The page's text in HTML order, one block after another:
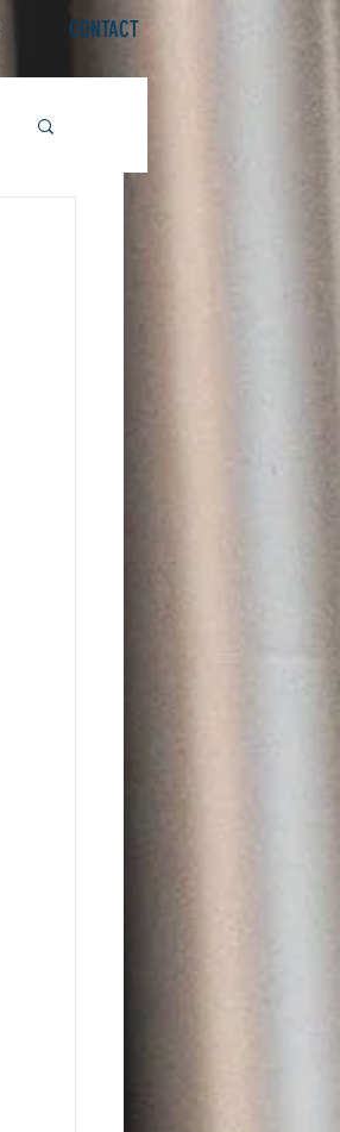
CONTACT